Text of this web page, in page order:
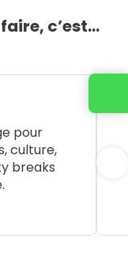
c’est…
pour
culture,
breaks